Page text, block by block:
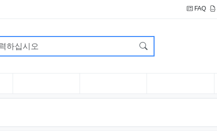
FAQ
검색어 필수